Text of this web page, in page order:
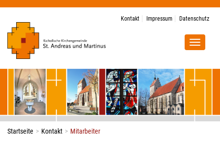
Kontakt Impressum Datenschutz
Startseite Kontakt Mitarbeiter